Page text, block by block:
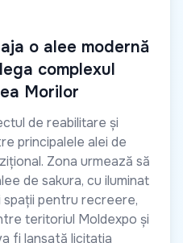
o alee modernă
complexul
Morilor
de reabilitare și
principalele alei de
Zona urmează să
de sakura, cu iluminat
spații pentru recreere,
teritoriul Moldexpo și
fi lansată licitația